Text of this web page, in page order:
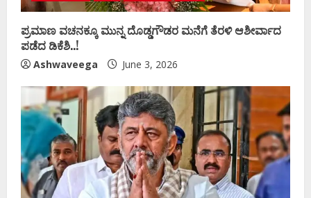
ಪ್ರಮಾಣ ವಚನಕ್ಕೂ ಮುನ್ನ ದೊಡ್ಡಗೌಡರ ಮನೆಗೆ ತೆರಳಿ ಆಶೀರ್ವಾದ
ಪಡೆದ ಡಿಕೆಶಿ..!
Ashwaveega June 3, 2026